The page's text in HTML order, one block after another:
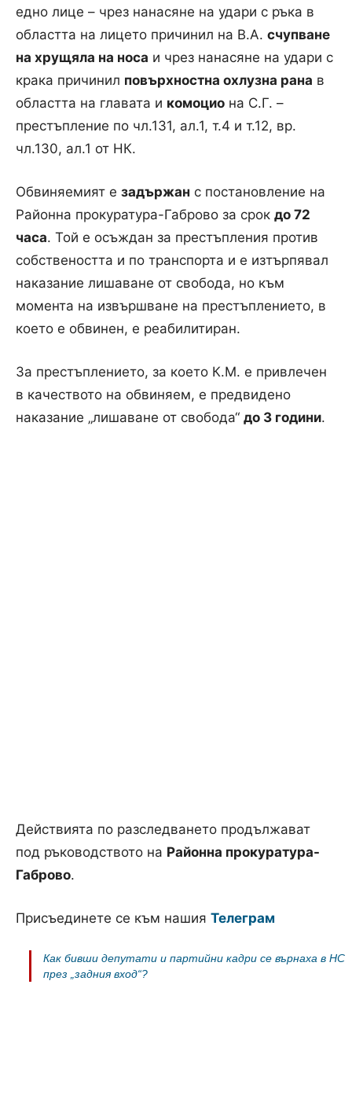
едно лице – чрез нанасяне на удари с ръка в
областта на лицето причинил на В.А. счупване
на хрущяла на носа и чрез нанасяне на удари с
крака причинил повърхностна охлузна рана в
областта на главата и комоцио на С.Г. –
престъпление по чл.131, ал.1, т.4 и т.12, вр.
чл.130, ал.1 от НК.
Обвиняемият е задържан с постановление на
Районна прокуратура-Габрово за срок до 72
часа. Той е осъждан за престъпления против
собствеността и по транспорта и е изтърпявал
наказание лишаване от свобода, но към
момента на извършване на престъплението, в
което е обвинен, е реабилитиран.
За престъплението, за което К.М. е привлечен
в качеството на обвиняем, е предвидено
наказание „лишаване от свобода“ до 3 години.
Действията по разследването продължават
под ръководството на Районна прокуратура-
Габрово.
Присъединете се към нашия Телеграм
Как бивши депутати и партийни кадри се върнаха в НС
през „задния вход“?